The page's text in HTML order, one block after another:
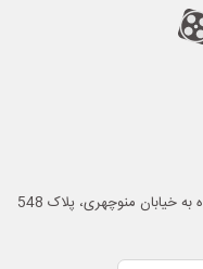
تلگرامآپارات
خیابان منوچهری، پلاک 548